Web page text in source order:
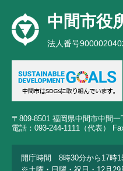
中間市役
法人番号
〒809-8501 福岡県中間市中間一
電話：093-244-1111（代表）
開庁時間 8時30分から17時